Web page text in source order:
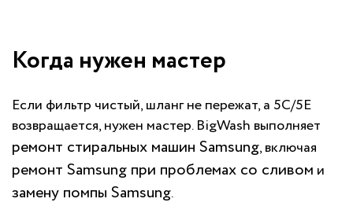
Когда нужен мастер
Если фильтр чистый, шланг не пережат, а 5C/5E
возвращается, нужен мастер. BigWash выполняет
ремонт стиральных машин Samsung, включая
ремонт Samsung при проблемах со сливом и
замену помпы Samsung.